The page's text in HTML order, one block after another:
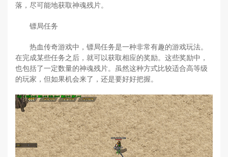
落，尽可能地获取神魂残片。
镖局任务
热血传奇游戏中，镖局任务是一种非常有趣的游戏玩法。
在完成某些任务之后，就可以获取相应的奖励。这些奖励中，
也包括了一定数量的神魂残片。虽然这种方式比较适合高等级
的玩家，但如果机会来了，还是要好好把握。